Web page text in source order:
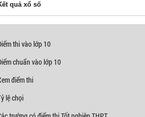
quả xổ số
thi vào lớp 10
chuẩn vào lớp 10
điểm thi
lệ chọi